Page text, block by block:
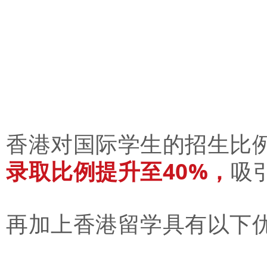
香港对国际学生的招生比
录取比例提升至40%， 吸
再加上香港留学具有以下